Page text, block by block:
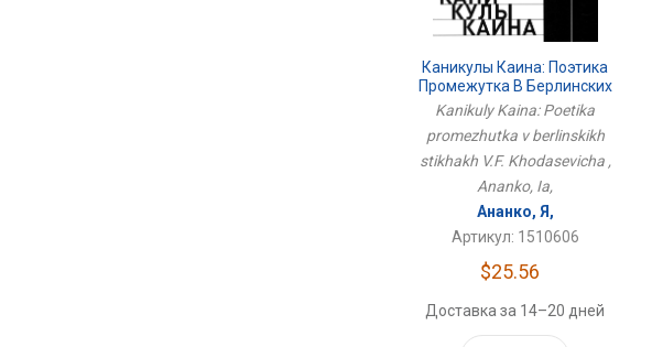
Каникулы Каина: Поэтика
Промежутка В Берлинских
Стихах В.Ф. Ходасевича
Kanikuly Kaina: Poetika
promezhutka v berlinskikh
stikhakh V.F. Khodasevicha ,
Ananko, Ia,
Ананко, Я,
Артикул: 1510606
$25.56
Доставка за 14–20 дней